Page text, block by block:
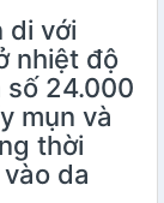
di với
nhiệt độ
số 24.000
mụn và
thời
da